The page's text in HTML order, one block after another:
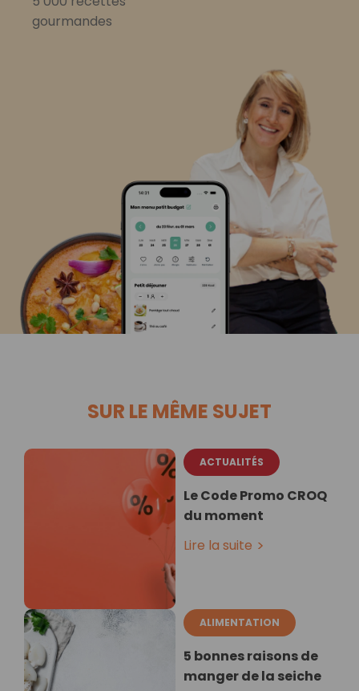
gourmandes
SUR LE MÊME SUJET
ACTUALITÉS
Le Code Promo CROQ
du moment
Lire la suite
ALIMENTATION
5 bonnes raisons de
manger de la seiche